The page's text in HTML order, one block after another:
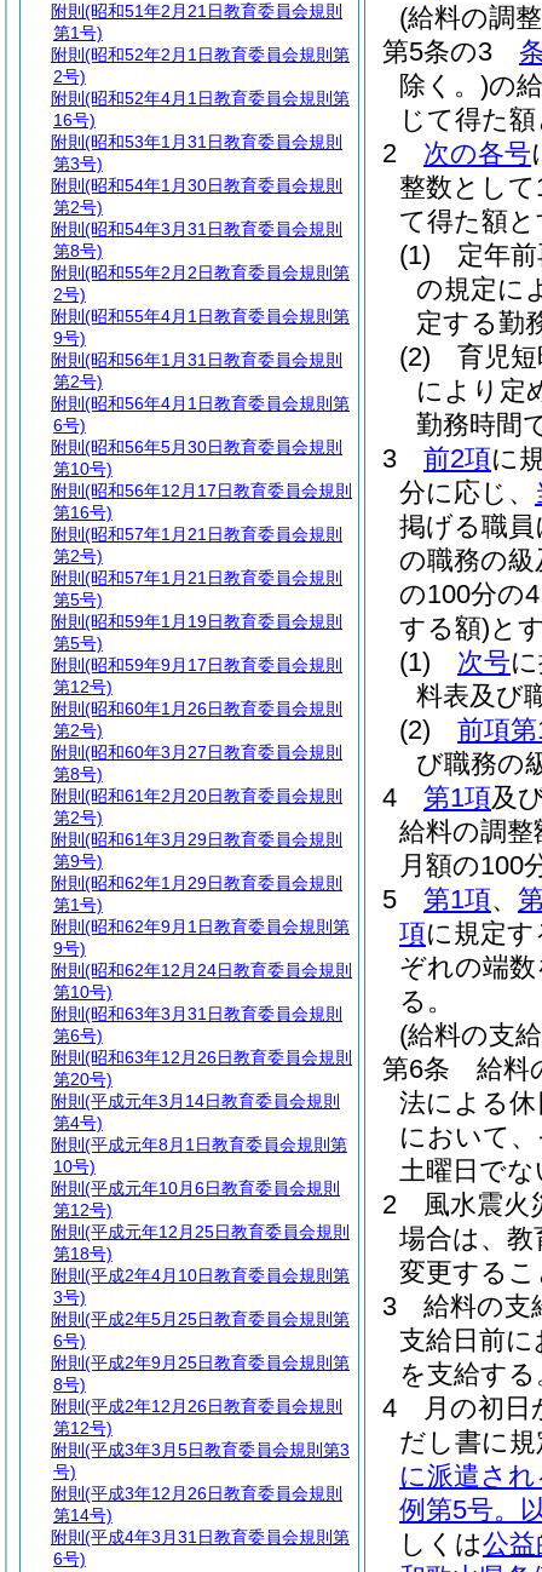
(給料の調
第5条の3
除く。)の
じて得た
2
次の各号
整数とし
て得た額
(1)
定年
の規定に
定する勤
(2)
育児
により定
勤務時間
3
前2項に
分に応じ、
掲げる職
の職務の
の100分の
する額)と
(1)
次号
料表及び
(2)
前項
び職務の
4
第1項及
給料の調
月額の100
5
第1項、
項に規定
ぞれの端
る。
(給料の支
第6条
給料
法による
において
土曜日で
2
風水震火
場合は、
変更する
3
給料の支
支給日前
を支給する
4
月の初
だし書に
に派遣さ
例第5号。
しくは公
附則 (昭和51年2月21日教育委員会規則
第1号)
附則 (昭和52年2月1日教育委員会規則第
2号)
附則 (昭和52年4月1日教育委員会規則第
16号)
附則 (昭和53年1月31日教育委員会規則
第3号)
附則 (昭和54年1月30日教育委員会規則
第2号)
附則 (昭和54年3月31日教育委員会規則
第8号)
附則 (昭和55年2月2日教育委員会規則第
2号)
附則 (昭和55年4月1日教育委員会規則第
9号)
附則 (昭和56年1月31日教育委員会規則
第2号)
附則 (昭和56年4月1日教育委員会規則第
6号)
附則 (昭和56年5月30日教育委員会規則
第10号)
附則 (昭和56年12月17日教育委員会規則
第16号)
附則 (昭和57年1月21日教育委員会規則
第2号)
附則 (昭和57年1月21日教育委員会規則
第5号)
附則 (昭和59年1月19日教育委員会規則
第5号)
附則 (昭和59年9月17日教育委員会規則
第12号)
附則 (昭和60年1月26日教育委員会規則
第2号)
附則 (昭和60年3月27日教育委員会規則
第8号)
附則 (昭和61年2月20日教育委員会規則
第2号)
附則 (昭和61年3月29日教育委員会規則
第9号)
附則 (昭和62年1月29日教育委員会規則
第1号)
附則 (昭和62年9月1日教育委員会規則第
9号)
附則 (昭和62年12月24日教育委員会規則
第10号)
附則 (昭和63年3月31日教育委員会規則
第6号)
附則 (昭和63年12月26日教育委員会規則
第20号)
附則 (平成元年3月14日教育委員会規則
第4号)
附則 (平成元年8月1日教育委員会規則第
10号)
附則 (平成元年10月6日教育委員会規則
第12号)
附則 (平成元年12月25日教育委員会規則
第18号)
附則 (平成2年4月10日教育委員会規則第
3号)
附則 (平成2年5月25日教育委員会規則第
6号)
附則 (平成2年9月25日教育委員会規則第
8号)
附則 (平成2年12月26日教育委員会規則
第12号)
附則 (平成3年3月5日教育委員会規則第3
号)
附則 (平成3年12月26日教育委員会規則
第14号)
附則 (平成4年3月31日教育委員会規則第
6号)